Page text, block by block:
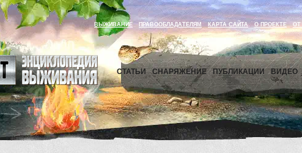
ВЫЖИВАНИЕ ПРАВООБЛАДАТЕЛЯМ КАРТА САЙТА О ПРОЕКТЕ ОТ
СТАТЬИ СНАРЯЖЕНИЕ ПУБЛИКАЦИИ ВИДЕО